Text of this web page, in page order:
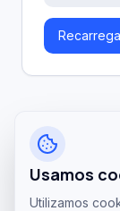
Usamos
Utilizamos